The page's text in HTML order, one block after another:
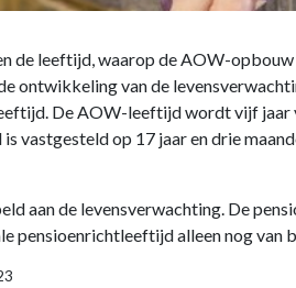
de leeftijd, waarop de AOW-
ontwikkeling van de
De AOW-leeftijd wordt vijf
vastgesteld op 17 jaar en drie
aan de levensverwachting. De
pensioenrichtleeftijd alleen nog van